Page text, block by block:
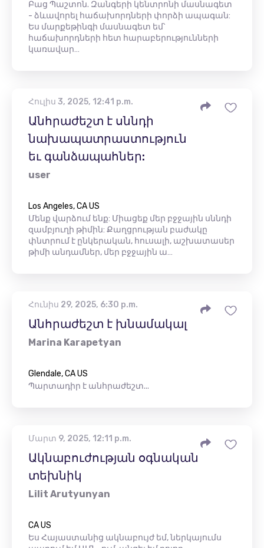
Բաց Պաշտոն. Զանգերի կենտրոնի մասնագետ
- ձևավորել հաճախորդների փորձի ապագան:
Ես մարքեթինգի մասնագետ եմ՝
հաճախորդների հետ հարաբերությունների
կառավար…
Հուլիս 3, 2025, 12:41 p.m.
Անհրաժեշտ է սննդի
նախապատրաստություն
եւ գանձապահներ:
user
Los Angeles, CA US
Մենք վարձում ենք: Միացեք մեր բջջային սննդի
զամբյուղի թիմին: Քաղցրության բաժակը
փնտրում է ընկերական, հուսալի, աշխատասեր
թիմի անդամներ, մեր բջջային ա…
Հունիս 29, 2025, 6:30 p.m.
Անհրաժեշտ է խնամակալ
Marina Karapetyan
Glendale, CA US
Պարտադիր է անհրաժեշտ...
Մարտ 9, 2025, 12:11 p.m.
Ակնաբուժության օգնական
տեխնիկ
Lilit Arutyunyan
CA US
Ես Հայաստանից ակնաբույժ եմ, ներկայումս